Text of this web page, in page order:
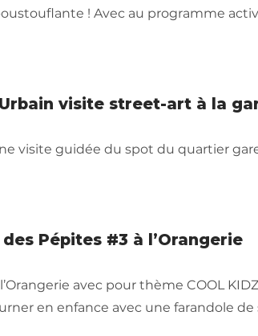
! Avec au programme
Urbain visite street-art à la
visite guidée du spot du quartier
des Pépites #3 à l’Orangerie
avec pour thème COOL
en enfance avec une farandole de